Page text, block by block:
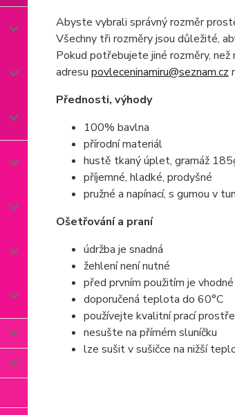
Abyste vybrali správný rozměr
Všechny tři rozměry jsou důležité,
Pokud potřebujete jiné rozměry,
adresu povleceninamiru@seznam.cz
Přednosti, výhody
100% bavlna
přírodní materiál
hustě tkaný úplet, gramáž
příjemné, hladké, prodyšné
pružné a napínací, s gumou v
Ošetřování a praní
údržba je snadná
žehlení není nutné
před prvním použitím je
doporučená teplota do 60°C
používejte kvalitní prací
nesušte na přímém sluníčku
lze sušit v sušičce na nižší